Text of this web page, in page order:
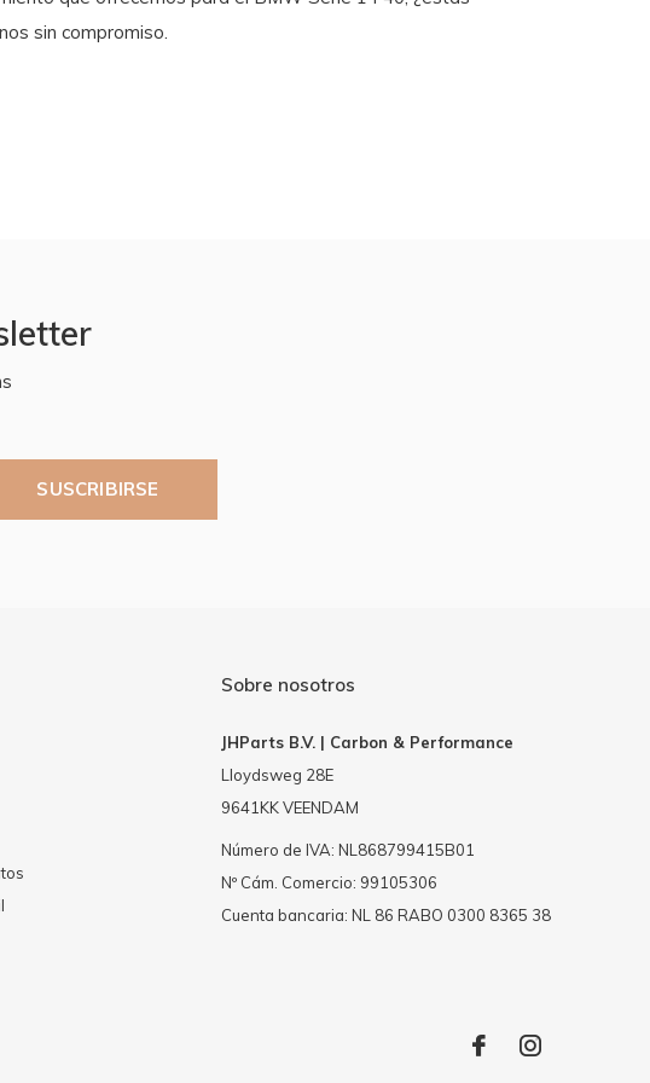
sin compromiso.
SUSCRIBIRSE
Sobre nosotros
JHParts B.V. | Carbon & Performance
Lloydsweg 28E
9641KK VEENDAM
Número de IVA: NL868799415B01
Nº Cám. Comercio: 99105306
Cuenta bancaria: NL 86 RABO 0300 8365 38